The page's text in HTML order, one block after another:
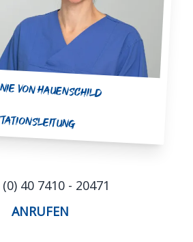
von Hauenschild
ANRUFEN
40 7410 - 20471